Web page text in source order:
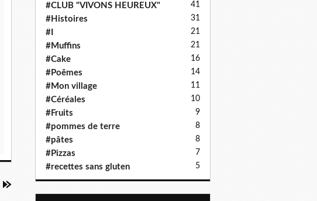
#CLUB "VIVONS HEUREUX" 41
#Histoires 31
#I 21
#Muffins 21
#Cake 16
#Poêmes 14
#Mon village 11
#Céréales 10
#Fruits 9
#pommes de terre 8
#pâtes 8
#Pizzas 7
#recettes sans gluten 5